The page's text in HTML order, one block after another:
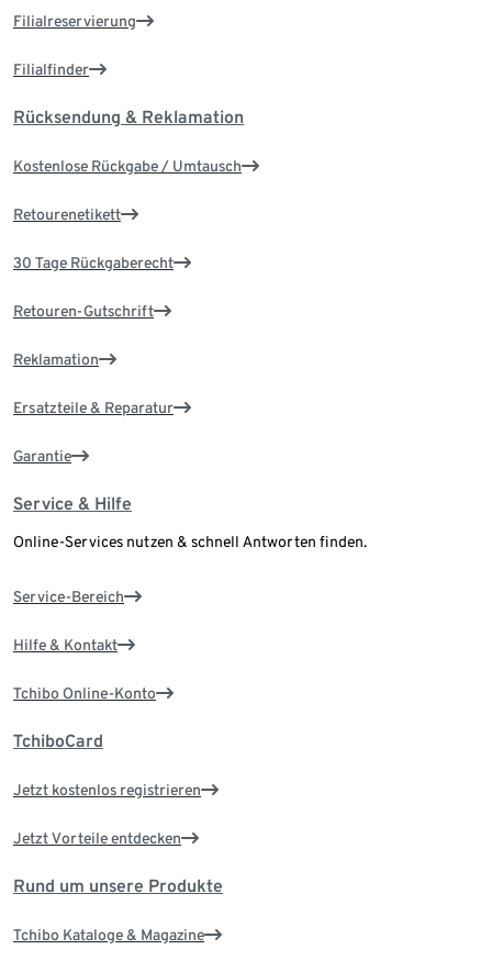
Filialreservierung
Filialfinder
Rücksendung & Reklamation
Kostenlose Rückgabe / Umtausch
Retourenetikett
30 Tage Rückgaberecht
Retouren-Gutschrift
Reklamation
Ersatzteile & Reparatur
Garantie
Service & Hilfe
Online-Services nutzen & schnell Antworten finden.
Service-Bereich
Hilfe & Kontakt
Tchibo Online-Konto
TchiboCard
Jetzt kostenlos registrieren
Jetzt Vorteile entdecken
Rund um unsere Produkte
Tchibo Kataloge & Magazine